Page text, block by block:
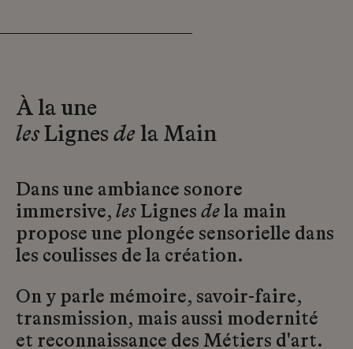
À la une
lesLignes de la Main
Dans une ambiance sonore
immersive, les Lignes de la main
propose une plongée sensorielle dans
les coulisses de la création.
On y parle mémoire, savoir-faire,
transmission, mais aussi modernité
et reconnaissance des Métiers d'art.